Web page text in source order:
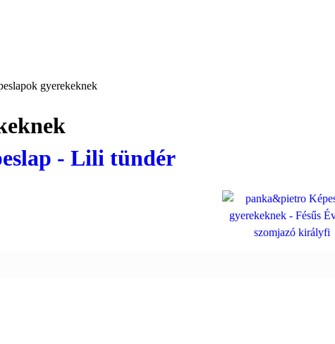
gyerekeknek
- Lili tündér